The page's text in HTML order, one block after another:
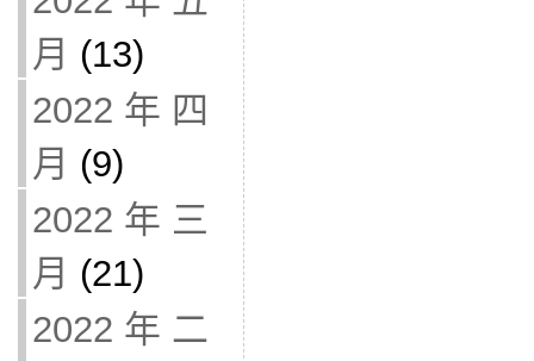
月 (13)
2022 年 四
月 (9)
2022 年 三
月 (21)
2022 年 二